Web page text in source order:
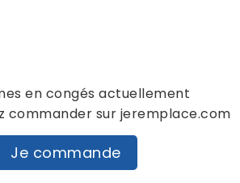
en congés actuellement
commander sur jeremplace.com
Je commande